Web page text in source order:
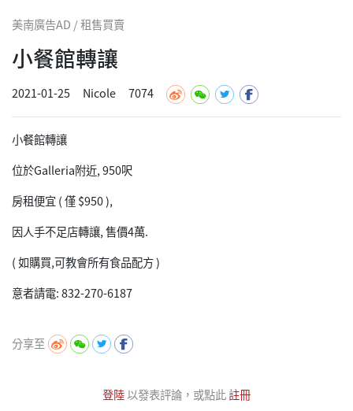
美南廣告AD / 租售買賣
小餐館轉讓
2021-01-25 Nicole 7074
小餐館轉讓
位於Galleria附近, 950呎
房租便宜 ( 僅 $950 ),
因人手不足店轉讓, 售價4萬.
( 如購買,可教會所有食品配方 )
意者請電: 832-270-6187
分享至
登陸以發表評論，或點此註冊